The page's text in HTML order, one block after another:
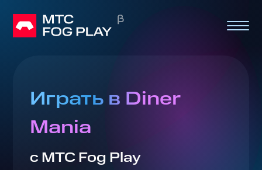
Играть в Diner
Mania
с МТС Fog Play